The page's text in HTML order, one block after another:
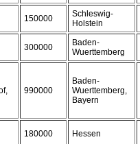
150000
Schleswig-
Holstein
300000
Baden-
Wuerttemberg
990000
Baden-
Wuerttemberg,
Bayern
180000 Hessen